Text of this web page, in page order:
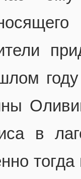
в
тогда